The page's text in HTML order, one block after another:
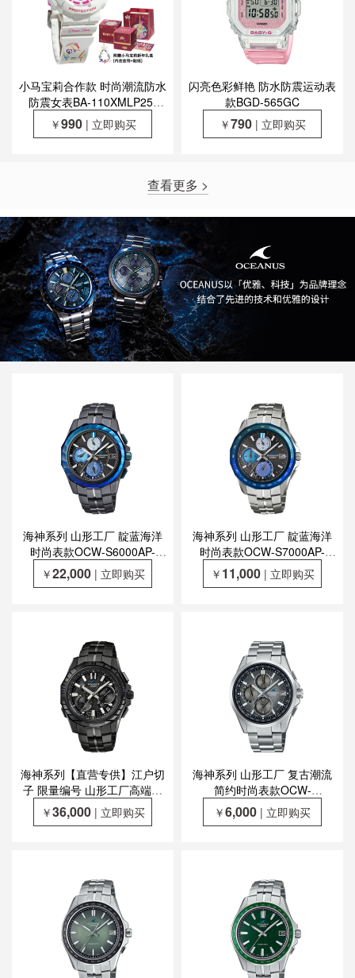
小马宝莉合作款 时尚潮流防水
防震女表BA-110XMLP25-
7PFUN
￥990 | 立即购买
闪亮色彩鲜艳 防水防震运动表
款BGD-565GC
￥790 | 立即购买
查看更多 >
海神系列 山形工厂 靛蓝海洋
时尚表款OCW-S6000AP-
1AJR
￥22,000 | 立即购买
海神系列 山形工厂 靛蓝海洋
时尚表款OCW-S7000AP-
1AJF
￥ 11,000 | 立即购买
海神系列【直营专供】江户切
子 限量编号 山形工厂高端生
产线 蓝牙防水六局电波太阳能
表款OCW-SG1000CN-1AJR
￥36,000 | 立即购买
海神系列 山形工厂 复古潮流
简约时尚表款OCW-
T2600RA-8AJF
￥6,000 | 立即购买